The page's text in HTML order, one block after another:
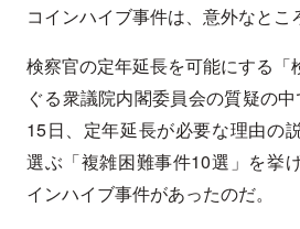
コインハイブ事件は、意外なとこ
検察官の定年延長を可能にする「
ぐる衆議院内閣委員会の質疑の
15日、定年延長が必要な理由の
選ぶ「複雑困難事件10選」を挙
インハイブ事件があったのだ。